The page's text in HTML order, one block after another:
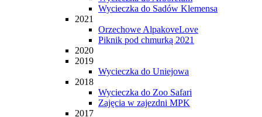
Wycieczka do Sadów Klemensa
2021
Orzechowe AlpakoveLove
Piknik pod chmurką 2021
2020
2019
Wycieczka do Uniejowa
2018
Wycieczka do Zoo Safari
Zajęcia w zajezdni MPK
2017